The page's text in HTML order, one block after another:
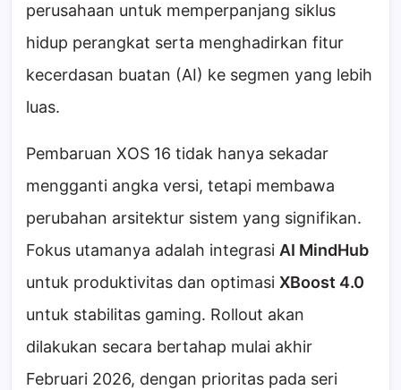
perusahaan untuk memperpanjang siklus
hidup perangkat serta menghadirkan fitur
kecerdasan buatan (AI) ke segmen yang lebih
luas.
Pembaruan XOS 16 tidak hanya sekadar
mengganti angka versi, tetapi membawa
perubahan arsitektur sistem yang signifikan.
Fokus utamanya adalah integrasi AI MindHub
untuk produktivitas dan optimasi XBoost 4.0
untuk stabilitas gaming. Rollout akan
dilakukan secara bertahap mulai akhir
Februari 2026, dengan prioritas pada seri